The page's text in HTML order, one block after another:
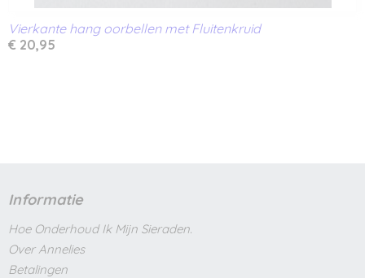
Vierkante hang oorbellen met Fluitenkruid
€ 20,95
Informatie
Hoe Onderhoud Ik Mijn Sieraden.
Over Annelies
Betalingen